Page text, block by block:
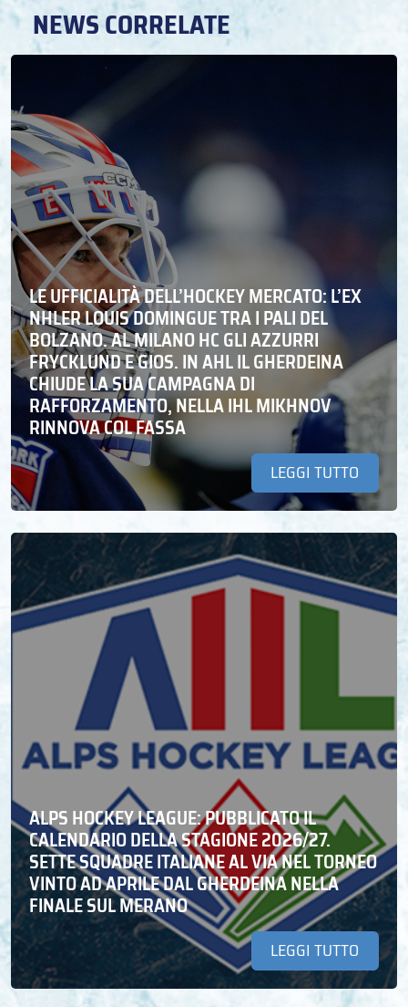
NEWS CORRELATE
LE UFFICIALITÀ DELL’HOCKEY MERCATO: L’EX
NHLER LOUIS DOMINGUE TRA I PALI DEL
BOLZANO. AL MILANO HC GLI AZZURRI
FRYCKLUND E GIOS. IN AHL IL GHERDEINA
CHIUDE LA SUA CAMPAGNA DI
RAFFORZAMENTO, NELLA IHL MIKHNOV
RINNOVA COL FASSA
LEGGI TUTTO
ALPS HOCKEY LEAGUE: PUBBLICATO IL
CALENDARIO DELLA STAGIONE 2026/27.
SETTE SQUADRE ITALIANE AL VIA NEL TORNEO
VINTO AD APRILE DAL GHERDEINA NELLA
FINALE SUL MERANO
LEGGI TUTTO